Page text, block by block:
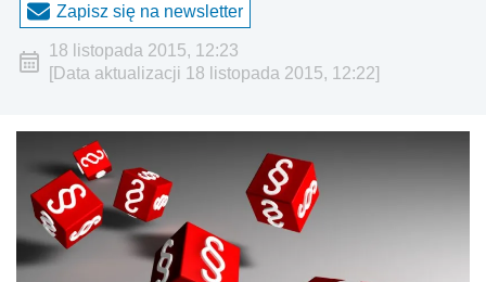
Zapisz się na newsletter
18 listopada 2015, 12:23
[Data aktualizacji 18 listopada 2015, 12:22]